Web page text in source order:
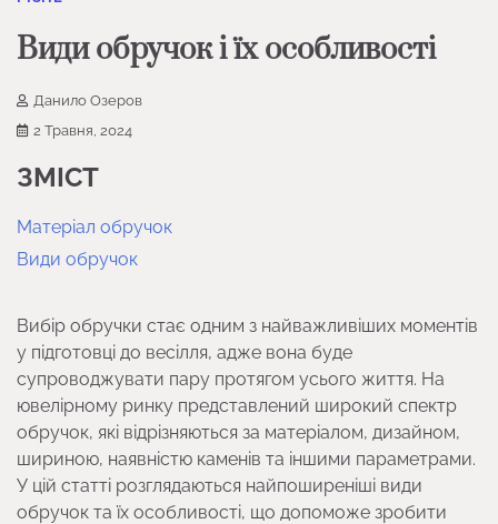
Види обручок і їх особливості
Данило Озеров
2 Травня, 2024
ЗМІСТ
Матеріал обручок
Види обручок
Вибір обручки стає одним з найважливіших моментів
у підготовці до весілля, адже вона буде
супроводжувати пару протягом усього життя. На
ювелірному ринку представлений широкий спектр
обручок, які відрізняються за матеріалом, дизайном,
шириною, наявністю каменів та іншими параметрами.
У цій статті розглядаються найпоширеніші види
обручок та їх особливості, що допоможе зробити